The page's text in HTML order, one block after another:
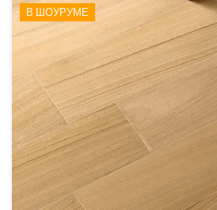
В ШОУРУМЕ